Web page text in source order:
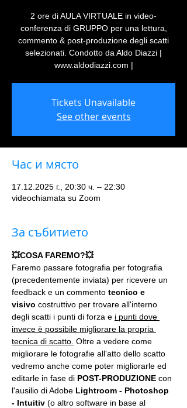
2 ore di AULA VIRTUALE in video-
conferenza di GRUPPO per una lettura,
commento & post-produzione degli scatti
selezionati. Condotto da Aldo Diazzi |
www.aldodiazzi.com |
Tickets Unavailable
See other events
Час и място
17.12.2025 г., 20:30 ч. – 22:30
videochiamata su Zoom
За събитието
💥COSA FAREMO?💥
Faremo passare fotografia per fotografia
(precedentemente inviata) per ricevere un
feedback e un commento tecnico e
visivo costruttivo per trovare all'interno
degli scatti i punti di forza e i punti dove
invece è possibile migliorare la propria
tecnica di scatto. Oltre a vedere come
migliorare le fotografie all'atto dello scatto
vedremo anche come poter migliorarle ed
editarle in fase di POST-PRODUZIONE con
l'ausilio di Adobe Lightroom - Photoshop
- Intuitiv (o altro software in base al